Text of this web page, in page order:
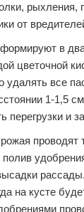
рыхления,
от
в
цветочной
удалять все
1-1,5 см
перегрузки и
проводят
на кусте